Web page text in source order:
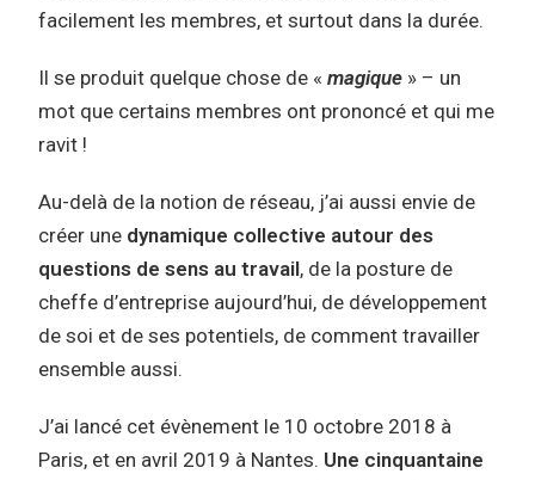
facilement les membres, et surtout dans la durée.
Il se produit quelque chose de «magique » – un
mot que certains membres ont prononcé et qui me
ravit !
Au-delà de la notion de réseau, j’ai aussi envie de
créer une dynamique collective autour des
questions de sens au travail, de la posture de
cheffe d’entreprise aujourd’hui, de développement
de soi et de ses potentiels, de comment travailler
ensemble aussi.
J’ai lancé cet évènement le 10 octobre 2018 à
Paris, et en avril 2019 à Nantes. Une cinquantaine